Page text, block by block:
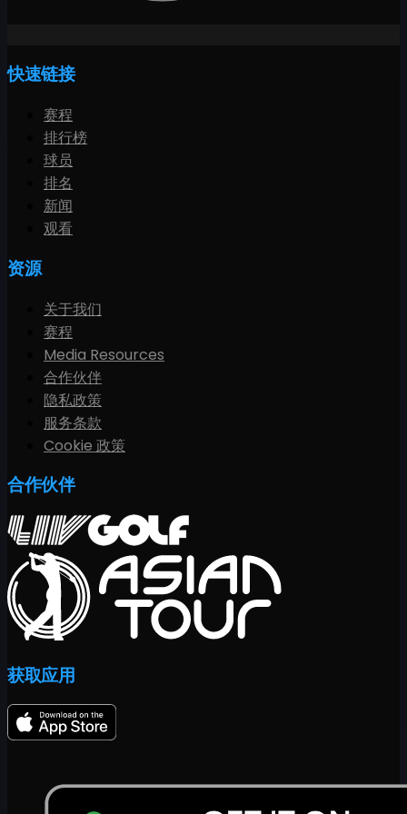
快速链接
赛程
排行榜
球员
排名
新闻
观看
资源
关于我们
赛程
Media Resources
合作伙伴
隐私政策
服务条款
Cookie 政策
合作伙伴
获取应用